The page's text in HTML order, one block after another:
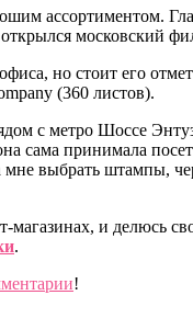
ассортиментом.
московский
но стоит его
(360 листов).
с метро Шоссе
сама принимала
выбрать штампы,
магазинах, и делюсь
.
!